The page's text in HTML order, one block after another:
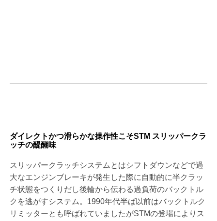
ダイレクトかつ滑らかな操作性こそSTM スリッパークラ
ッチの醍醐味
スリッパークラッチシステムとはシフトダウンなどで過
大なエンジンブレーキが発生した際に自動的に半クラッ
チ状態をつくりだし後輪から伝わる過負荷のバックトル
クを逃がすシステム。1990年代半ば以前はバックトルク
リミッターとも呼ばれていましたがSTMの登場によりス